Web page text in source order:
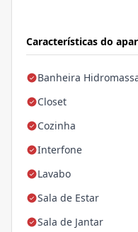
Características do
Banheira
Closet
Cozinha
Interfone
Lavabo
Sala de Estar
Sala de Jantar